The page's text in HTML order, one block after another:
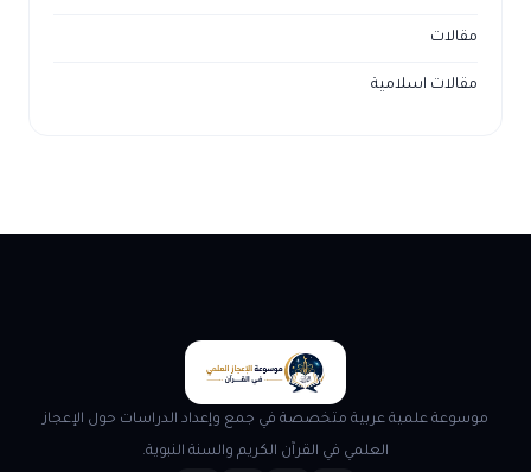
مقالات
مقالات اسلامية
موسوعة علمية عربية متخصصة في جمع وإعداد الدراسات حول الإعجاز
العلمي في القرآن الكريم والسنة النبوية.